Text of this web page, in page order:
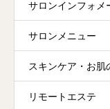
サロンインフォメ
サロンメニュー
スキンケア・お肌
リモートエステ